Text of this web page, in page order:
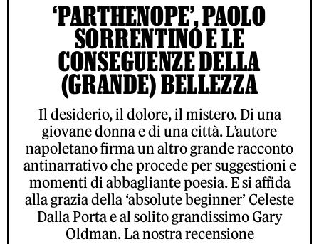
‘PARTHENOPE’, PAOLO
SORRENTINO E LE
CONSEGUENZE DELLA
(GRANDE) BELLEZZA
Il desiderio, il dolore, il mistero. Di una
giovane donna e di una città. L’autore
napoletano firma un altro grande racconto
antinarrativo che procede per suggestioni e
momenti di abbagliante poesia. E si affida
alla grazia della ‘absolute beginner’ Celeste
Dalla Porta e al solito grandissimo Gary
Oldman. La nostra recensione